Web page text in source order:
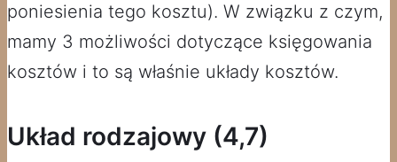
poniesienia tego kosztu). W związku z czym,
mamy 3 możliwości dotyczące księgowania
kosztów i to są właśnie układy kosztów.
Układ rodzajowy (4,7)